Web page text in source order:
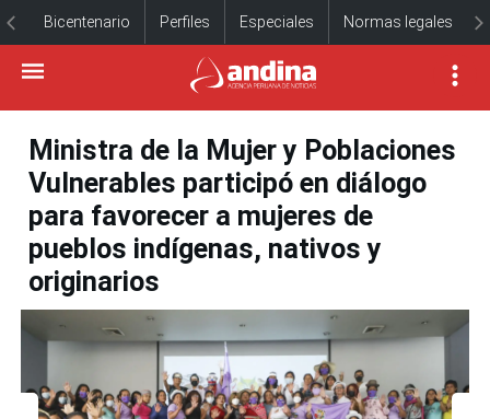
Bicentenario Perfiles Especiales Normas legales
Ministra de la Mujer y Poblaciones
Vulnerables participó en diálogo
para favorecer a mujeres de
pueblos indígenas, nativos y
originarios